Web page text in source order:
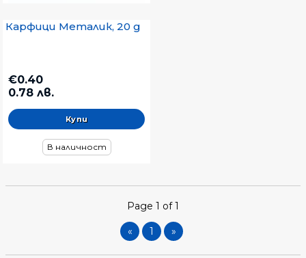
Карфици Металик, 20 g
€0.40
0.78 лв.
В наличност
Page 1 of 1
« 1 »